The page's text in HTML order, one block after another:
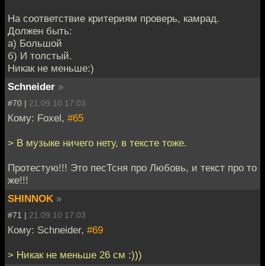
На соответствие критериям проверь, камрад.
Должен быть:
а) Большой
б) И толстый.
Никак не меньше:)
Schneider »
#70 | 21.09.10 17:03
Кому: Foxel, #65
> В музыке ничего нету, в тексте тоже.
Протестую!!! Это песТсня про Любовь, и текст про то
же!!!
SHINNOK »
#71 | 21.09.10 17:03
Кому: Schneider, #69
> Никак не меньше 26 см :)))